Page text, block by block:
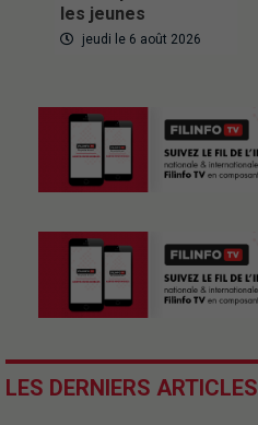
les jeunes
jeudi le 6 août 2026
LES DERNIERS ARTICLES